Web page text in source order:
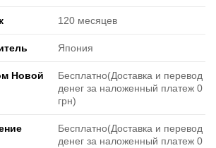
120 месяцев
Япония
Новой
Бесплатно(Доставка и перевод
денег за наложенный платеж 0
грн)
Бесплатно(Доставка и перевод
денег за наложенный платеж 0